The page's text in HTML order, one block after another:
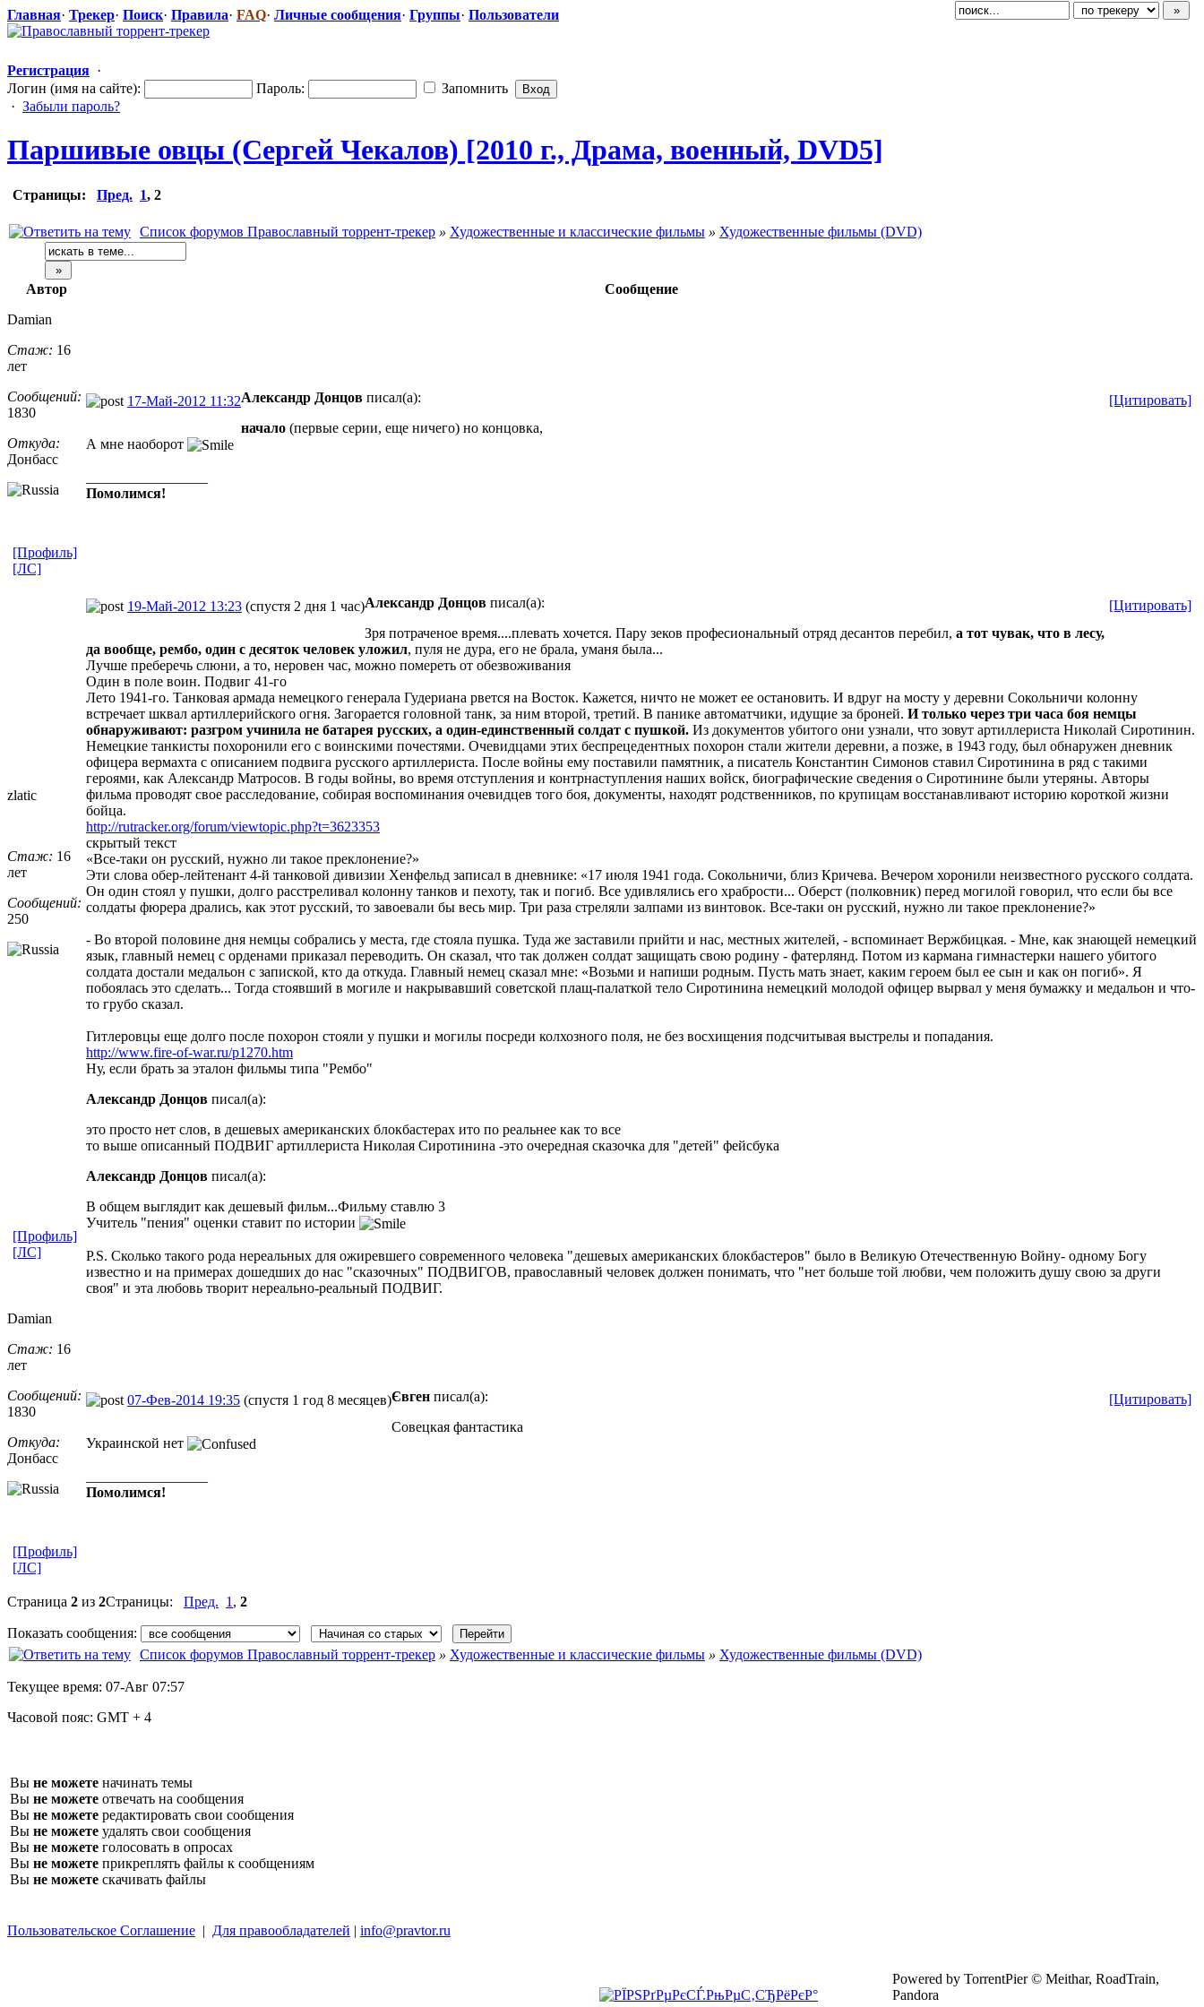
Главная· Трекер· Поиск· Правила· FAQ· Личные сообщения· Группы· Пользователи
Регистрация ·
Логин (имя на сайте):
Пароль:
Запомнить
· Забыли пароль?
Паршивые овцы (Сергей Чекалов) [2010 г., Драма, военный, DVD5]
Страницы: Пред. 1, 2
Список форумов Православный торрент-трекер » Художественные и классические фильмы » Художественные фильмы (DVD)
Автор
Сообщение
Damian
Стаж: 16
лет
Сообщений:
1830
Откуда:
Донбасс
17-Май-2012 11:32 [Цитировать]
Александр Донцов писал(а):
начало (первые серии, еще ничего) но концовка,
А мне наоборот
Помолимся!
[Профиль]
[ЛС]
zlatic
Стаж: 16
лет
Сообщений:
250
19-Май-2012 13:23 (спустя 2 дня 1 час) [Цитировать]
Александр Донцов писал(а):
Зря потраченое время....плевать хочется. Пару зеков професиональный отряд десантов перебил, а тот чувак, что в лесу,
да вообще, рембо, один с десяток человек уложил, пуля не дура, его не брала, уманя была...
Лучше преберечь слюни, а то, неровен час, можно помереть от обезвоживания
Один в поле воин. Подвиг 41-го
Лето 1941-го. Танковая армада немецкого генерала Гудериана рвется на Восток. Кажется, ничто не может ее остановить. И вдруг на мосту у деревни Сокольничи колонну
встречает шквал артиллерийского огня. Загорается головной танк, за ним второй, третий. В панике автоматчики, идущие за броней. И только через три часа боя немцы
обнаруживают: разгром учинила не батарея русских, а один-единственный солдат с пушкой. Из документов убитого они узнали, что зовут артиллериста Николай Сиротинин.
Немецкие танкисты похоронили его с воинскими почестями. Очевидцами этих беспрецедентных похорон стали жители деревни, а позже, в 1943 году, был обнаружен дневник
офицера вермахта с описанием подвига русского артиллериста. После войны ему поставили памятник, а писатель Константин Симонов ставил Сиротинина в ряд с такими
героями, как Александр Матросов. В годы войны, во время отступления и контрнаступления наших войск, биографические сведения о Сиротинине были утеряны. Авторы
фильма проводят свое расследование, собирая воспоминания очевидцев того боя, документы, находят родственников, по крупицам восстанавливают историю короткой жизни
бойца.
http://rutracker.org/forum/viewtopic.php?t=3623353
скрытый текст
«Все-таки он русский, нужно ли такое преклонение?»
Эти слова обер-лейтенант 4-й танковой дивизии Хенфельд записал в дневнике: «17 июля 1941 года. Сокольничи, близ Кричева. Вечером хоронили неизвестного русского солдата.
Он один стоял у пушки, долго расстреливал колонну танков и пехоту, так и погиб. Все удивлялись его храбрости... Оберст (полковник) перед могилой говорил, что если бы все
солдаты фюрера дрались, как этот русский, то завоевали бы весь мир. Три раза стреляли залпами из винтовок. Все-таки он русский, нужно ли такое преклонение?»
- Во второй половине дня немцы собрались у места, где стояла пушка. Туда же заставили прийти и нас, местных жителей, - вспоминает Вержбицкая. - Мне, как знающей немецкий
язык, главный немец с орденами приказал переводить. Он сказал, что так должен солдат защищать свою родину - фатерлянд. Потом из кармана гимнастерки нашего убитого
солдата достали медальон с запиской, кто да откуда. Главный немец сказал мне: «Возьми и напиши родным. Пусть мать знает, каким героем был ее сын и как он погиб». Я
побоялась это сделать... Тогда стоявший в могиле и накрывавший советской плащ-палаткой тело Сиротинина немецкий молодой офицер вырвал у меня бумажку и медальон и что-
то грубо сказал.
Гитлеровцы еще долго после похорон стояли у пушки и могилы посреди колхозного поля, не без восхищения подсчитывая выстрелы и попадания.
http://www.fire-of-war.ru/p1270.htm
Ну, если брать за эталон фильмы типа "Рембо"
Александр Донцов писал(а):
это просто нет слов, в дешевых американских блокбастерах ито по реальнее как то все
то выше описанный ПОДВИГ артиллериста Николая Сиротинина -это очередная сказочка для "детей" фейсбука
Александр Донцов писал(а):
В общем выглядит как дешевый фильм...Фильму ставлю 3
Учитель "пения" оценки ставит по истории
P.S. Сколько такого рода нереальных для ожиревшего современного человека "дешевых американских блокбастеров" было в Великую Отечественную Войну- одному Богу
известно и на примерах дошедших до нас "сказочных" ПОДВИГОВ, православный человек должен понимать, что "нет больше той любви, чем положить душу свою за други
своя" и эта любовь творит нереально-реальный ПОДВИГ.
[Профиль]
[ЛС]
Damian
Стаж: 16
лет
Сообщений:
1830
Откуда:
Донбасс
07-Фев-2014 19:35 (спустя 1 год 8 месяцев) [Цитировать]
Євген писал(а):
Совецкая фантастика
Украинской нет
Помолимся!
[Профиль]
[ЛС]
Страница 2 из 2Страницы: Пред. 1 , 2
Показать сообщения:
Список форумов Православный торрент-трекер » Художественные и классические фильмы » Художественные фильмы (DVD)
Текущее время: 07-Авг 07:57
Часовой пояс: GMT + 4
Вы не можете начинать темы
Вы не можете отвечать на сообщения
Вы не можете редактировать свои сообщения
Вы не можете удалять свои сообщения
Вы не можете голосовать в опросах
Вы не можете прикреплять файлы к сообщениям
Вы не можете скачивать файлы
Пользовательское Соглашение | Для правообладателей | info@pravtor.ru
Powered by TorrentPier © Meithar, RoadTrain,
Pandora